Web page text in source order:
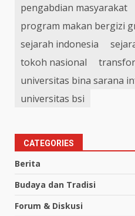
pengabdian masyarakat
program makan bergizi
sejarah indonesia
tokoh nasional
universitas bina sarana
universitas bsi
CATEGORIES
Berita
Budaya dan Tradisi
Forum & Diskusi